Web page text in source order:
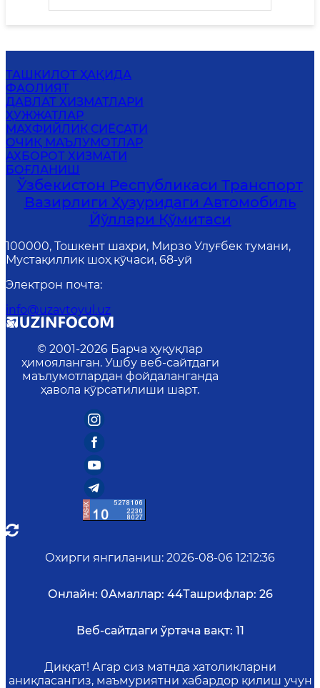
ташкил этди.
ТАШКИЛОТ ҲАҚИДА
ФАОЛИЯТ
ДАВЛАТ ХИЗМАТЛАРИ
ҲУЖЖАТЛАР
МАХФИЙЛИК СИЁСАТИ
ОЧИҚ МАЪЛУМОТЛАР
АХБОРОТ ХИЗМАТИ
БОҒЛАНИШ
Ўзбекистон Республикаси Транспорт
Вазирлиги Ҳузуридаги Автомобиль
Йўллари Қўмитаси
100000, Тошкент шаҳри, Мирзо Улуғбек тумани,
Мустақиллик шоҳ кўчаси, 68-уй
Электрон почта:
info@uzavtoyul.uz
© 2001-2026 Барча ҳуқуқлар
ҳимояланган. Ушбу веб-сайтдаги
маълумотлардан фойдаланганда
ҳавола кўрсатилиши шарт.
Охирги янгиланиш: 2026-08-06 12:12:36
Онлайн: 0Амаллар: 44Ташрифлар: 26
Веб-сайтдаги ўртача вақт: 11
Диққат! Агар сиз матнда хатоликларни
аниқласангиз, маъмуриятни хабардор қилиш учун